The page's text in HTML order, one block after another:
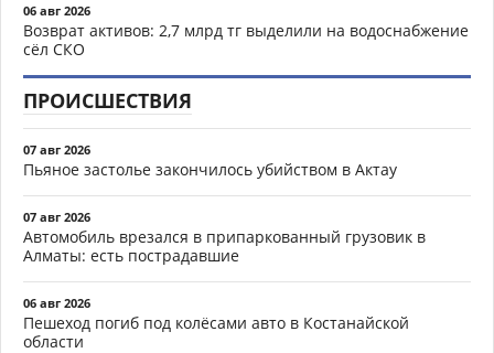
06 авг 2026
Возврат активов: 2,7 млрд тг выделили на водоснабжение
сёл СКО
ПРОИСШЕСТВИЯ
07 авг 2026
Пьяное застолье закончилось убийством в Актау
07 авг 2026
Автомобиль врезался в припаркованный грузовик в
Алматы: есть пострадавшие
06 авг 2026
Пешеход погиб под колёсами авто в Костанайской
области